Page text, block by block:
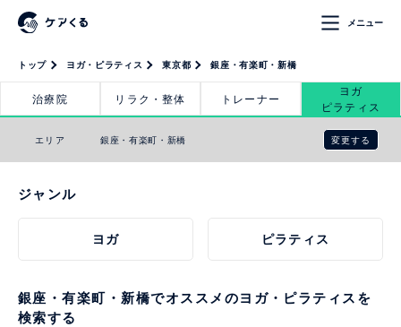
メニュー
トップ ヨガ・ピラティス 東京都 銀座・有楽町・新橋
治療院 リラク・整体 トレーナー
ヨガ
ピラティス
エリア 銀座・有楽町・新橋 変更する
ジャンル
ヨガ ピラティス
銀座・有楽町・新橋でオススメのヨガ・ピラティスを
検索する